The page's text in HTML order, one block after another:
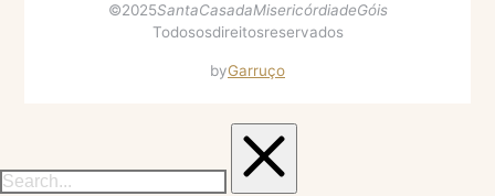
© 2025Santa Casa da Misericórdia de Góis
Todos os direitos reservados
byGarruço